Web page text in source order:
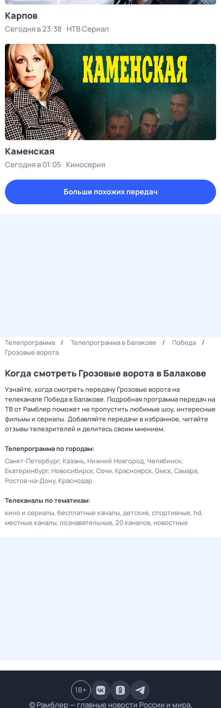
Карпов
Сегодня в 23:38 НТВ Сериал
Каменская
Сегодня в 01:05 Киносерия
Больше похожих передач
Телепрограмма Телепрограмма в Балакове
Победа
Грозовые ворота
Когда смотреть Грозовые ворота в Балакове
Узнайте, когда смотреть передачу Грозовые ворота на
телеканале Победа в Балакове. Подробная программа передач на
ТВ от Рамблер поможет не пропустить любимые шоу, интересные
фильмы и сериалы. Добавляйте передачи в избранное, читайте
отзывы телезрителей и делитесь своим мнением.
Телепрограмма по городам:
Санкт-Петербург Казань Нижний Новгород Челябинск
Екатеринбург Новосибирск Сочи Красноярск Омск Самара
Ростов-на-Дону Краснодар
Телеканалы по тематикам:
кино и сериалы бесплатные каналы детские спортивные hd
местные каналы познавательные 20 каналов новостные
© Рамблер — главные новости России и мира,
18+